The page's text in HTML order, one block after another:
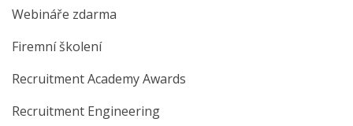
Webináře zdarma
Firemní školení
Recruitment Academy Awards
Recruitment Engineering